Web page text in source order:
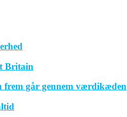
Britain
frem går gennem værdikæden